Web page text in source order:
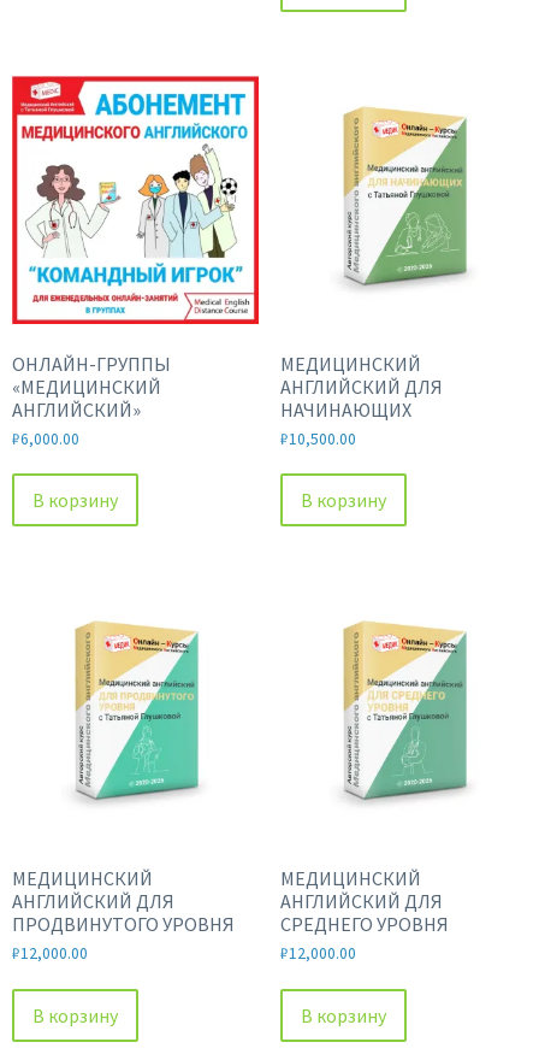
ОНЛАЙН-ГРУППЫ
«МЕДИЦИНСКИЙ
АНГЛИЙСКИЙ»
₽6,000.00
В корзину
МЕДИЦИНСКИЙ
АНГЛИЙСКИЙ ДЛЯ
НАЧИНАЮЩИХ
₽10,500.00
В корзину
МЕДИЦИНСКИЙ
АНГЛИЙСКИЙ ДЛЯ
ПРОДВИНУТОГО УРОВНЯ
₽12,000.00
В корзину
МЕДИЦИНСКИЙ
АНГЛИЙСКИЙ ДЛЯ
СРЕДНЕГО УРОВНЯ
₽12,000.00
В корзину